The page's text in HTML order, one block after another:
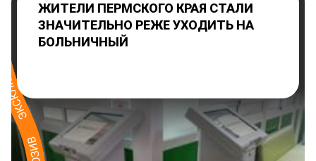
ЖИТЕЛИ ПЕРМСКОГО КРАЯ СТАЛИ
ЗНАЧИТЕЛЬНО РЕЖЕ УХОДИТЬ НА
БОЛЬНИЧНЫЙ